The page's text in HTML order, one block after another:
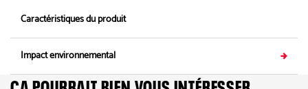
Caractéristiques du produit
Impact environnemental